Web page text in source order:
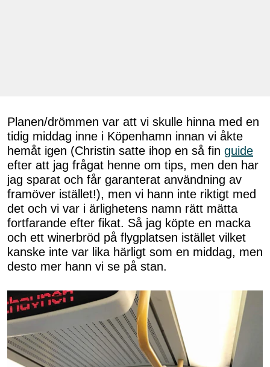
Planen/drömmen var att vi skulle hinna med en
tidig middag inne i Köpenhamn innan vi åkte
hemåt igen (Christin satte ihop en så fin guide
efter att jag frågat henne om tips, men den har
jag sparat och får garanterat användning av
framöver istället!), men vi hann inte riktigt med
det och vi var i ärlighetens namn rätt mätta
fortfarande efter fikat. Så jag köpte en macka
och ett winerbröd på flygplatsen istället vilket
kanske inte var lika härligt som en middag, men
desto mer hann vi se på stan.